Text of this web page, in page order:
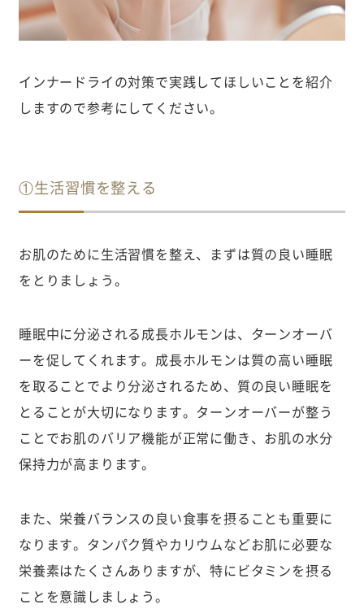
インナードライの対策で実践してほしいことを紹介
しますので参考にしてください。
①生活習慣を整える
お肌のために生活習慣を整え、まずは質の良い睡眠
をとりましょう。
睡眠中に分泌される成長ホルモンは、ターンオーバ
ーを促してくれます。成長ホルモンは質の高い睡眠
を取ることでより分泌されるため、質の良い睡眠を
とることが大切になります。ターンオーバーが整う
ことでお肌のバリア機能が正常に働き、お肌の水分
保持力が高まります。
また、栄養バランスの良い食事を摂ることも重要に
なります。タンパク質やカリウムなどお肌に必要な
栄養素はたくさんありますが、特にビタミンを摂る
ことを意識しましょう。